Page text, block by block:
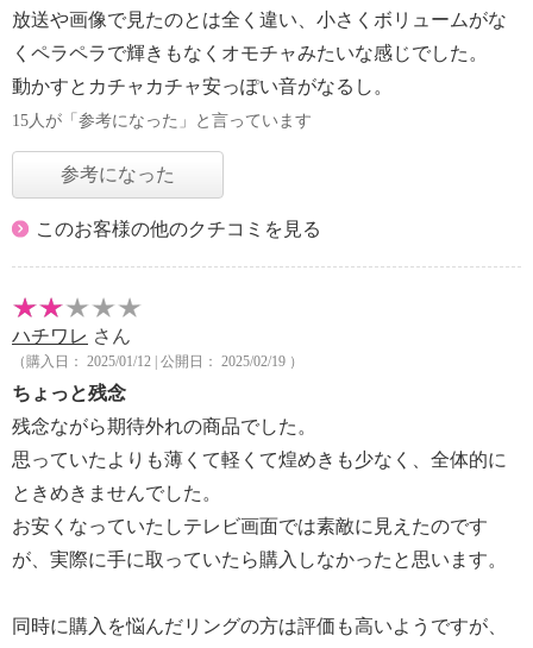
放送や画像で見たのとは全く違い、小さくボリュームがな
くペラペラで輝きもなくオモチャみたいな感じでした。
動かすとカチャカチャ安っぽい音がなるし。
15人が「参考になった」と言っています
参考になった
このお客様の他のクチコミを見る
ハチワレ さん
（購入日： 2025/01/12 | 公開日： 2025/02/19 ）
ちょっと残念
残念ながら期待外れの商品でした。
思っていたよりも薄くて軽くて煌めきも少なく、全体的に
ときめきませんでした。
お安くなっていたしテレビ画面では素敵に見えたのです
が、実際に手に取っていたら購入しなかったと思います。
同時に購入を悩んだリングの方は評価も高いようですが、